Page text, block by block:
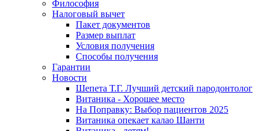
Философия
Налоговый вычет
Пакет документов
Размер выплат
Условия получения
Способы получения
Гарантии
Новости
Шепета Т.Г. Лучший детский пародонтолог
Витаника - Хорошее место
На Поправку: Выбор пациентов 2025
Витаника опекает калао Шанти